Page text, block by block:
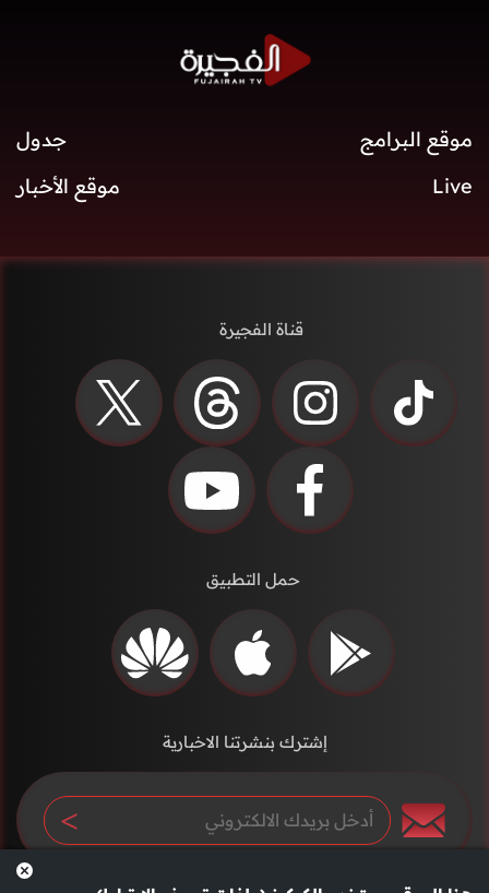
موقع البرامج
جدول
Live
موقع الأخبار
قناة الفجيرة
حمل التطبيق
إشترك بنشرتنا الاخبارية